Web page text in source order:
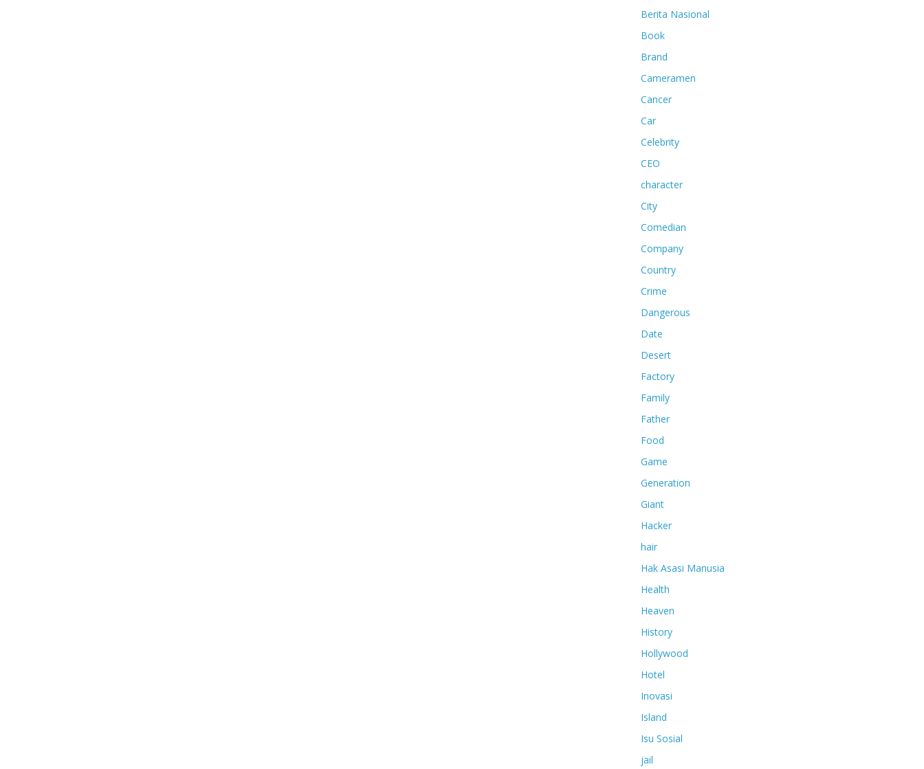
Berita Nasional
Book
Brand
Cameramen
Cancer
Car
Celebrity
CEO
character
City
Comedian
Company
Country
Crime
Dangerous
Date
Desert
Factory
Family
Father
Food
Game
Generation
Giant
Hacker
hair
Hak Asasi Manusia
Health
Heaven
History
Hollywood
Hotel
Inovasi
Island
Isu Sosial
jail